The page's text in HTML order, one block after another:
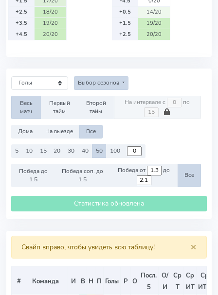
+2.5
18/20
+3.5
19/20
+4.5
20/20
+0.5
14/20
+1.5
19/20
+2.5
20/20
Выбор сезонов
Весь
матч
Первый
тайм
Второй
тайм
На интервале с по
Дома На выезде Все
5 10 15 20 30 40 50 100
Победа до
1.5
Победа соп. до
1.5
Победа от до
Все
Статистика обновлена
×
Свайп вправо, чтобы увидеть всю таблицу!
# Команда И В Н П Голы Р О
Посл.
5
О/
И
Ср
Т
Ср
ИТ
Ср
ИТ2